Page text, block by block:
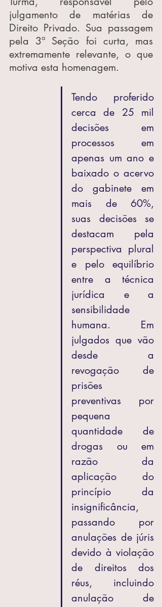
julgamento de matérias de
Direito Privado. Sua passagem
pela 3ª Seção foi curta, mas
extremamente relevante, o que
motiva esta homenagem.
Tendo proferido
cerca de 25 mil
decisões em
processos em
apenas um ano e
baixado o acervo
do gabinete em
mais de 60%,
suas decisões se
destacam pela
perspectiva plural
e pelo equilíbrio
entre a técnica
jurídica e a
sensibilidade
humana. Em
julgados que vão
desde a
revogação de
prisões
preventivas por
pequena
quantidade de
drogas ou em
razão da
aplicação do
princípio da
insignificância,
passando por
anulações de júris
devido à violação
de direitos dos
réus, incluindo
anulação de